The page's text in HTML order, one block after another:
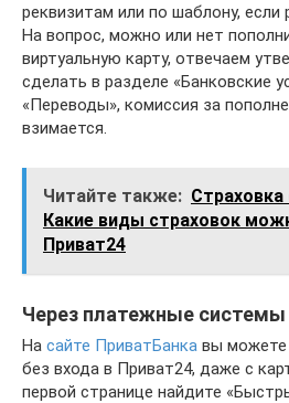
реквизитам или по шаблону, если
На вопрос, можно или нет
виртуальную карту, отвечаем
сделать в разделе «Банковские
«Переводы», комиссия за
взимается.
Читайте также:
Какие виды страховок
Приват24
Через платежные системы
На сайте ПриватБанка вы можете
без входа в Приват24, даже с
первой странице найдите